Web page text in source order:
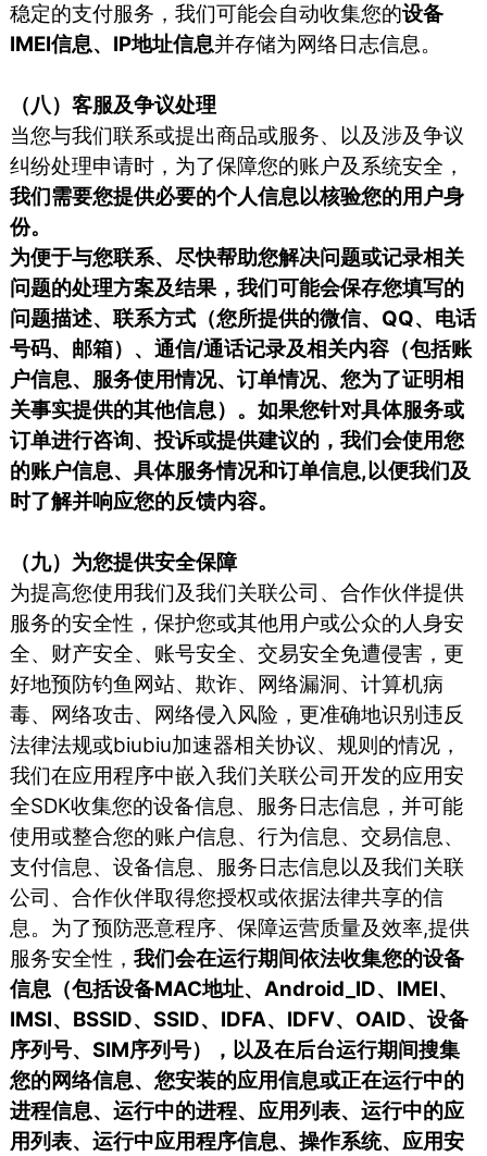
稳定的支付服务，我们可能会自动收集您的设备
IMEI信息、IP地址信息并存储为网络日志信息。
（八）客服及争议处理
当您与我们联系或提出商品或服务、以及涉及争议
纠纷处理申请时，为了保障您的账户及系统安全，
我们需要您提供必要的个人信息以核验您的用户身
份。
为便于与您联系、尽快帮助您解决问题或记录相关
问题的处理方案及结果，我们可能会保存您填写的
问题描述、联系方式（您所提供的微信、QQ、电话
号码、邮箱）、通信/通话记录及相关内容（包括账
户信息、服务使用情况、订单情况、您为了证明相
关事实提供的其他信息）。如果您针对具体服务或
订单进行咨询、投诉或提供建议的，我们会使用您
的账户信息、具体服务情况和订单信息,以便我们及
时了解并响应您的反馈内容。
（九）为您提供安全保障
为提高您使用我们及我们关联公司、合作伙伴提供
服务的安全性，保护您或其他用户或公众的人身安
全、财产安全、账号安全、交易安全免遭侵害，更
好地预防钓鱼网站、欺诈、网络漏洞、计算机病
毒、网络攻击、网络侵入风险，更准确地识别违反
法律法规或biubiu加速器相关协议、规则的情况，
我们在应用程序中嵌入我们关联公司开发的应用安
全SDK收集您的设备信息、服务日志信息，并可能
使用或整合您的账户信息、行为信息、交易信息、
支付信息、设备信息、服务日志信息以及我们关联
公司、合作伙伴取得您授权或依据法律共享的信
息。为了预防恶意程序、保障运营质量及效率,提供
服务安全性，我们会在运行期间依法收集您的设备
信息（包括设备MAC地址、Android_ID、IMEI、
IMSI、BSSID、SSID、IDFA、IDFV、OAID、设备
序列号、SIM序列号），以及在后台运行期间搜集
您的网络信息、您安装的应用信息或正在运行中的
进程信息、运行中的进程、应用列表、运行中的应
用列表、运行中应用程序信息、操作系统、应用安